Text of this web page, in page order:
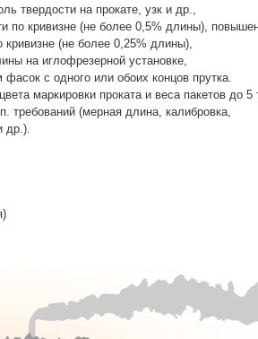
твердости на прокате, узк и др.,
по кривизне (не более 0,5% длины),
кривизне (не более 0,25% длины),
на иглофрезерной установке,
фасок с одного или обоих концов прутка.
маркировки проката и веса пакетов до 5
требований (мерная длина, калибровка,
др.).